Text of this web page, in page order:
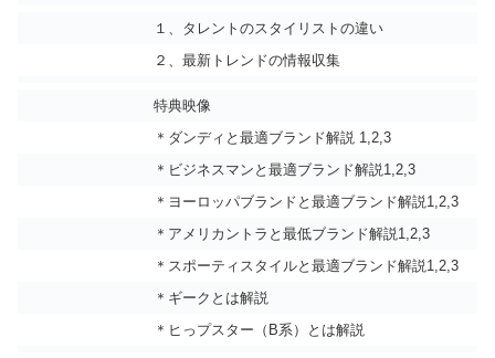
１、タレントのスタイリストの違い
２、最新トレンドの情報収集
特典映像
＊ダンディと最適ブランド解説 1,2,3
＊ビジネスマンと最適ブランド解説1,2,3
＊ヨーロッパブランドと最適ブランド解説1,2,3
＊アメリカントラと最低ブランド解説1,2,3
＊スポーティスタイルと最適ブランド解説1,2,3
＊ギークとは解説
＊ヒっプスター（B系）とは解説